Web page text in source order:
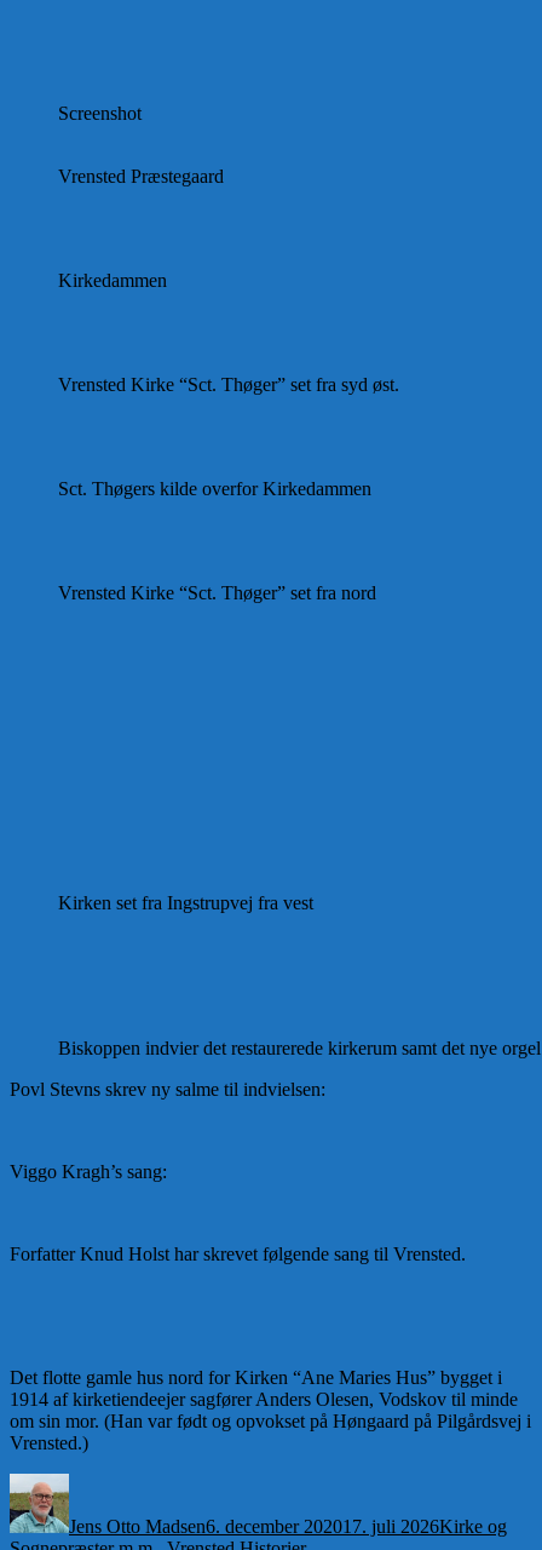
Screenshot
Vrensted Præstegaard
Kirkedammen
Vrensted Kirke “Sct. Thøger” set fra syd øst.
Sct. Thøgers kilde overfor Kirkedammen
Vrensted Kirke “Sct. Thøger” set fra nord
Kirken set fra Ingstrupvej fra vest
Biskoppen indvier det restaurerede kirkerum samt det nye
Povl Stevns skrev ny salme til indvielsen:
Viggo Kragh’s sang:
Forfatter Knud Holst har skrevet følgende sang til Vrensted.
Det flotte gamle hus nord for Kirken “Ane Maries Hus” bygget i
1914 af kirketiendeejer sagfører Anders Olesen, Vodskov til minde
om sin mor. (Han var født og opvokset på Høngaard på Pilgårdsvej i
Vrensted.)
Jens Otto Madsen6. december 202017. juli 2026Kirke og